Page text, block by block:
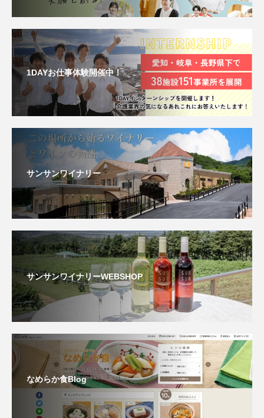
1DAYお仕事体験開催中！
サンサンワイナリー
サンサンワイナリーWEBSHOP
なめらか食Blog